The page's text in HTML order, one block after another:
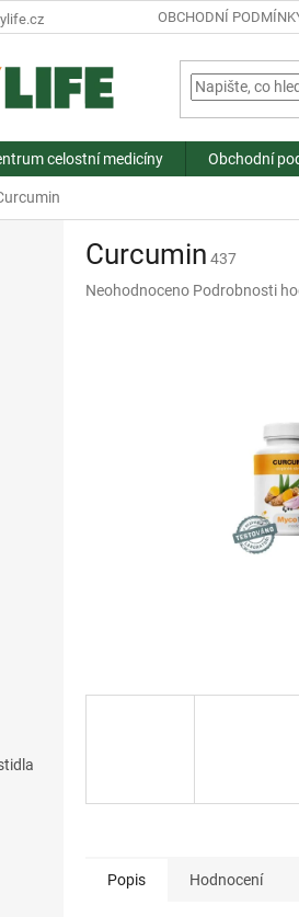
OBCHODNÍ
celostní medicíny Obchodní
Curcumin 437
Průměrné
Neohodnoceno Podrobnosti
Popis Hodnocení